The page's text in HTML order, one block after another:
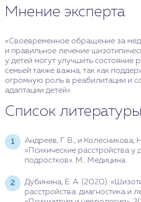
Мнение эксперта
«Своевременное обращение за
и правильное лечение
у детей могут улучшить состояние
семьей также важна, так как
огромную роль в реабилитации и
адаптации детей».
Список литературы
Андреев, Г. В., и Колесникова,
«Психические расстройства у
подростков». М.: Медицина.
Дубинина, Е. А. (2020).
расстройства: диагностика и